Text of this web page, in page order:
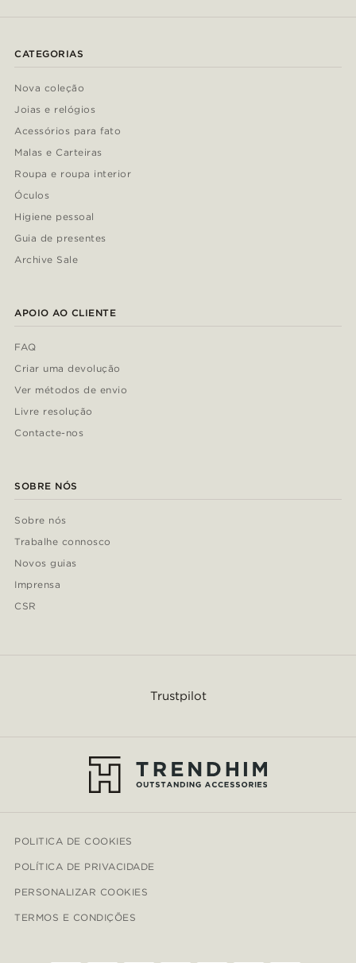
CATEGORIAS
Nova coleção
Joias e relógios
Acessórios para fato
Malas e Carteiras
Roupa e roupa interior
Óculos
Higiene pessoal
Guia de presentes
Archive Sale
APOIO AO CLIENTE
FAQ
Criar uma devolução
Ver métodos de envio
Livre resolução
Contacte-nos
SOBRE NÓS
Sobre nós
Trabalhe connosco
Novos guias
Imprensa
CSR
Trustpilot
POLITICA DE COOKIES
POLÍTICA DE PRIVACIDADE
PERSONALIZAR COOKIES
TERMOS E CONDIÇÕES